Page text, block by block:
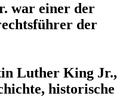
war einer der
der
Luther King Jr.,
historische